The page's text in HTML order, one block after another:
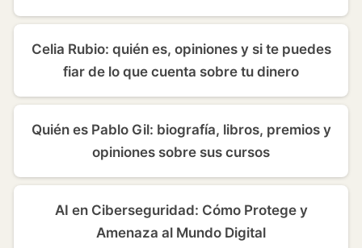
Celia Rubio: quién es, opiniones y si te puedes
fiar de lo que cuenta sobre tu dinero
Quién es Pablo Gil: biografía, libros, premios y
opiniones sobre sus cursos
AI en Ciberseguridad: Cómo Protege y
Amenaza al Mundo Digital